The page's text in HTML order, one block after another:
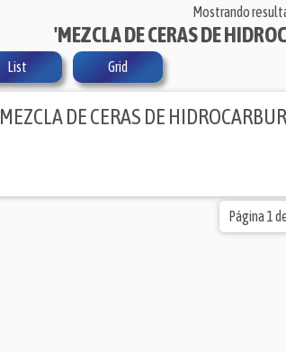
Mostrando
'MEZCLA DE CERAS DE
List Grid
MEZCLA DE CERAS DE
Página 1